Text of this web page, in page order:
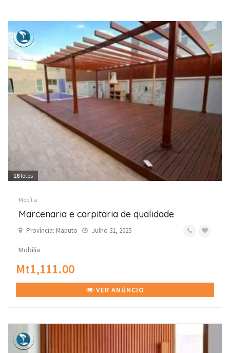
18fotos
Mobília
Marcenaria e carpitaria de qualidade
Província: Maputo Julho 31, 2025
Mobília
Mt1,111.00
VER ANÚNCIO